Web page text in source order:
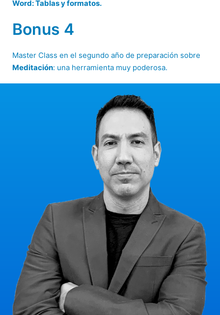
Word: Tablas y formatos.
Bonus 4
Master Class en el segundo año de preparación sobre
Meditación: una herramienta muy poderosa.